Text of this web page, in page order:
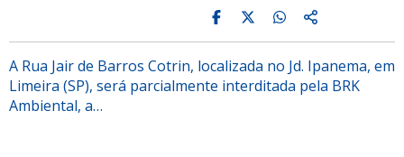
A Rua Jair de Barros Cotrin, localizada no Jd. Ipanema, em
Limeira (SP), será parcialmente interditada pela BRK
Ambiental, a…